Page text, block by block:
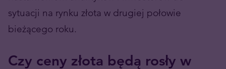
sytuacji na rynku złota w drugiej połowie
bieżącego roku.
Czy ceny złota będą rosły w